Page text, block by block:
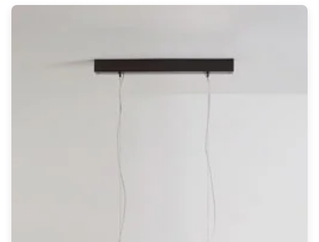
Lustre
Spot & projecteur d'extérieur